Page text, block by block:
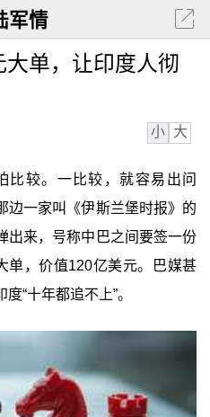
军情
单，让印度人彻
小 大
比较。一比较，就容易出问
边一家叫《伊斯兰堡时报》的
出来，号称中巴之间要签一份
单，价值120亿美元。巴媒甚
“十年都追不上”。